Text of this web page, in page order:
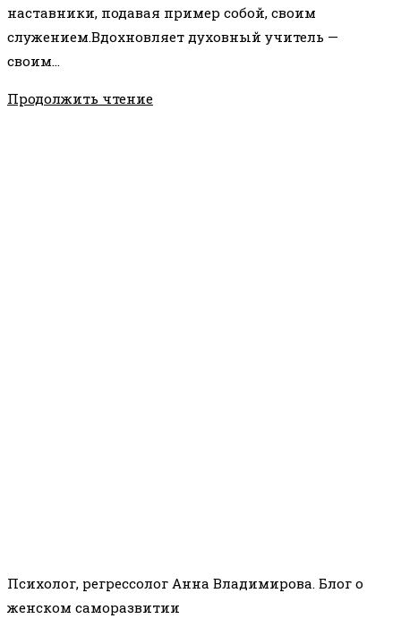
наставники, подавая пример собой, своим
служением.Вдохновляет духовный учитель —
своим…
Продолжить чтениеО
Психолог, регрессолог Анна Владимирова. Блог о
женском саморазвитии